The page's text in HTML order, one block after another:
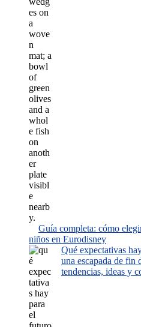
Guía completa: cómo
niños en Eurodisney
Qué expectativas
una escapada de fin
tendencias, ideas y